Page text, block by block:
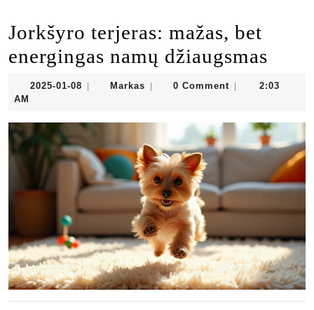
Jorkšyro terjeras: mažas, bet
energingas namų džiaugsmas
2025-01-08 2025-
Markas Markas0 Comment
2:03
AM